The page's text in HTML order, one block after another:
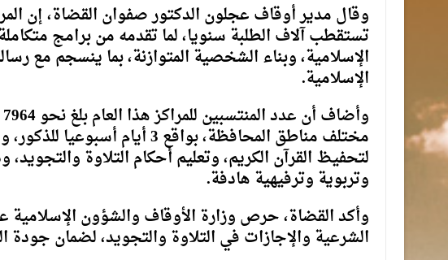
وقال مدير أوقاف عجلون الدكتور صفوان القضاة، إن
تستقطب آلاف الطلبة سنويا، لما تقدمه من برامج
الإسلامية، وبناء الشخصية المتوازنة، بما ينسجم مع
الإسلامية.
لتحفيظ القرآن الكريم، وتعليم أحكام التلاوة
وتربوية وترفيهية هادفة.
وأكد القضاة، حرص وزارة الأوقاف والشؤون الإسلامية
الشرعية والإجازات في التلاوة والتجويد، لضمان جودة